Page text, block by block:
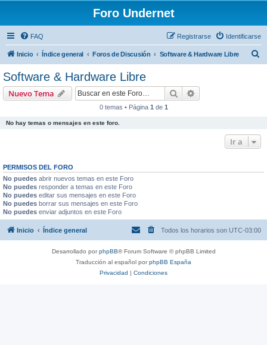
Foro Undernet
FAQ Identificarse
Registrarse
Inicio Índice general Foros de Discusión Software & Hardware Libre
Software & Hardware Libre
Nuevo Tema Buscar
0 temas • Página 1 de 1
No hay temas o mensajes en este foro.
Ir a
PERMISOS DEL FORO
No puedes abrir nuevos temas en este Foro
No puedes responder a temas en este Foro
No puedes editar sus mensajes en este Foro
No puedes borrar sus mensajes en este Foro
No puedes enviar adjuntos en este Foro
Inicio Índice general Todos los horarios son UTC-03:00
Desarrollado porphpBB® Forum Software © phpBB Limited
Traducción al español porphpBB España
Privacidad | Condiciones